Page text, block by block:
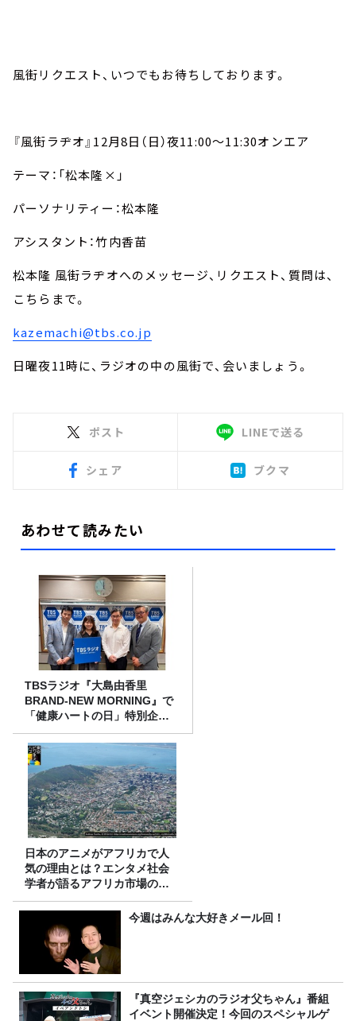
風街リクエスト、いつでもお待ちしております。
『風街ラヂオ』 12月8日（日）夜11:00～11:30オンエア
テーマ：「松本隆×」
パーソナリティー：松本隆
アシスタント：竹内香苗
松本隆 風街ラヂオへのメッセージ、リクエスト、質問は、
こちらまで。
kazemachi@tbs.co.jp
日曜夜11時に、ラジオの中の風街で、会いましょう。
ポスト LINEで送る
シェア ブクマ
あわせて読みたい
TBSラジオ『大島由香里
BRAND-NEW MORNING』で
「健康ハートの日」特別企画
を8/10（月）に放送
日本のアニメがアフリカで人
気の理由とは？エンタメ社会
学者が語るアフリカ市場のリ
アル
今週はみんな大好きメール回！
『真空ジェシカのラジオ父ちゃん』番組
イベント開催決定！今回のスペシャルゲ